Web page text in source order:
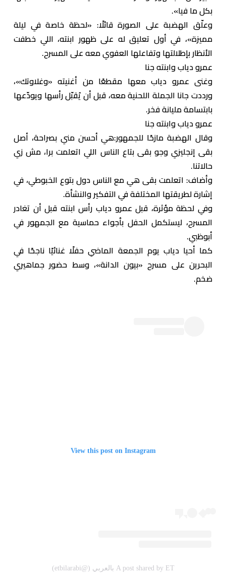
بكل ما فيا».
وعلّق الهضبة على الصورة قائلًا: «لحظة خاصة في ليلة
مميزة»، في أول تعليق له على ظهور ابنته، اللي خطفت
الأنظار بإطلالتها وتفاعلها العفوي معه على المسرح.
عمرو دياب وابنته جنا
وغنى عمرو دياب معها مقطعًا من أغنيته «وغلاوتك»،
ورددت جانا الجملة اللحنية معه، قبل أن يُقبّل رأسها ويودّعها
بابتسامة مليانة فخر.
عمرو دياب وابنته جنا
وقال الهضبة مازحًا للجمهور:هي أحسن مني بصراحة، أصل
بقى إنجليزي وجو بقى بتاع الناس اللي اتعلمت برا، مش زي
حالاتنا.
وأضاف: اتعلمت بقى هي مع الناس دول بتوع الخبوطي، في
إشارة لطريقتها المختلفة في التفكير والنشأة.
وفي لحظة مؤثرة، قبل عمرو دياب رأس ابنته قبل أن تغادر
المسرح، ليستكمل الحفل بأجواء حماسية مع الجمهور في
أبوظبي.
كما أحيا دياب يوم الجمعة الماضي حفلًا غنائيًا ناجحًا في
البحرين على مسرح «بيون الدانة»، وسط حضور جماهيري
ضخم.
View this post on Instagram
A post shared by ET بالعربي (@etbilarabi)